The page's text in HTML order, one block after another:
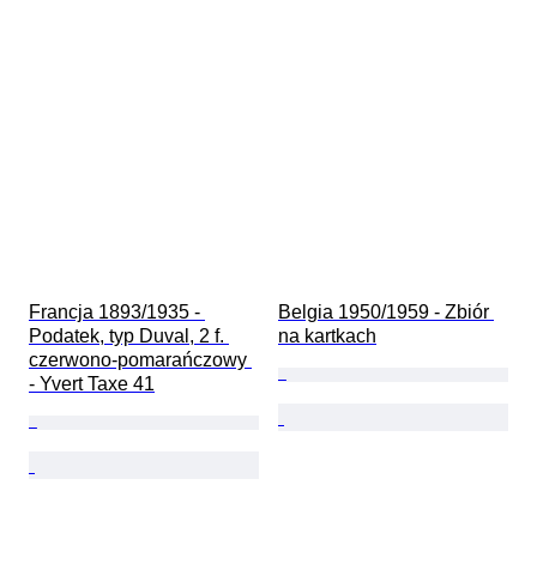
Francja 1893/1935 -
Podatek, typ Duval, 2 f.
czerwono-pomarańczowy
- Yvert Taxe 41
Belgia 1950/1959 - Zbiór
na kartkach